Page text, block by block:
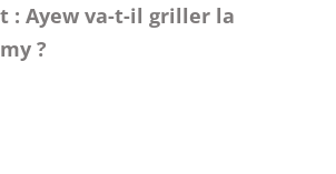
: Ayew va-t-il griller la
?